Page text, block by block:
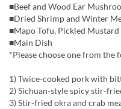
■Beef and Wood Ear
■Dried Shrimp and Winter
■Mapo Tofu, Pickled Mustard
■Main Dish
*Please choose one from the
1) Twice-cooked pork with
2) Sichuan-style spicy stir-
3) Stir-fried okra and crab